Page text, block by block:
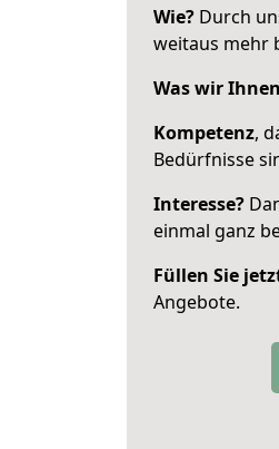
Wie? Durch
weitaus mehr
Was wir
Kompetenz,
Bedürfnisse
Interesse?
einmal ganz
Füllen Sie
Angebote.